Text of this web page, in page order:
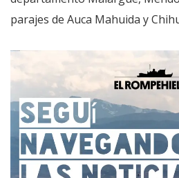
parajes de Auca Mahuida y